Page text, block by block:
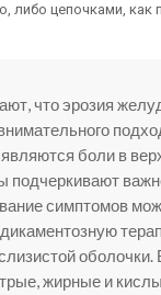
либо цепочками, как
что эрозия
боли в
подчеркивают
симптомов
жирные и